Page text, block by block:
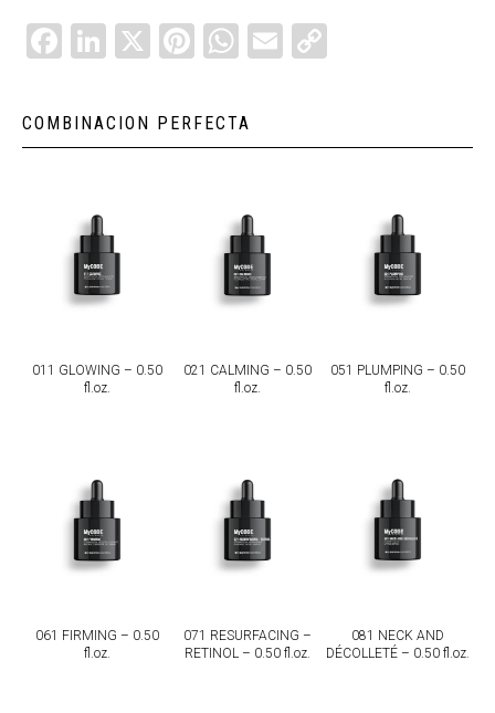
FACEBOOKLINKEDIN PINTEREST
WHATSAPP
EMAIL
COMBINACION PERFECTA
011 GLOWING – 0.50
fl.oz.
021 CALMING – 0.50
fl.oz.
051 PLUMPING – 0.50
fl.oz.
061 FIRMING – 0.50
fl.oz.
071 RESURFACING –
RETINOL – 0.50 fl.oz.
081 NECK AND
DÉCOLLETÉ – 0.50 fl.oz.